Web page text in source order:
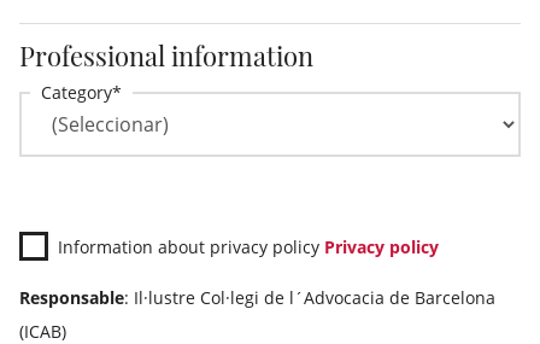
Professional information
Category
Information about privacy policy Privacy policy
Responsable: Il·lustre Col·legi de l´Advocacia de Barcelona
(ICAB)